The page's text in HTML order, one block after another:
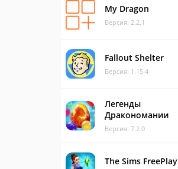
My Dragon
Версия: 2.2.1
Fallout Shelter
Версия: 1.15.4
Легенды
Дракономании
Версия: 7.2.0
The Sims FreePlay